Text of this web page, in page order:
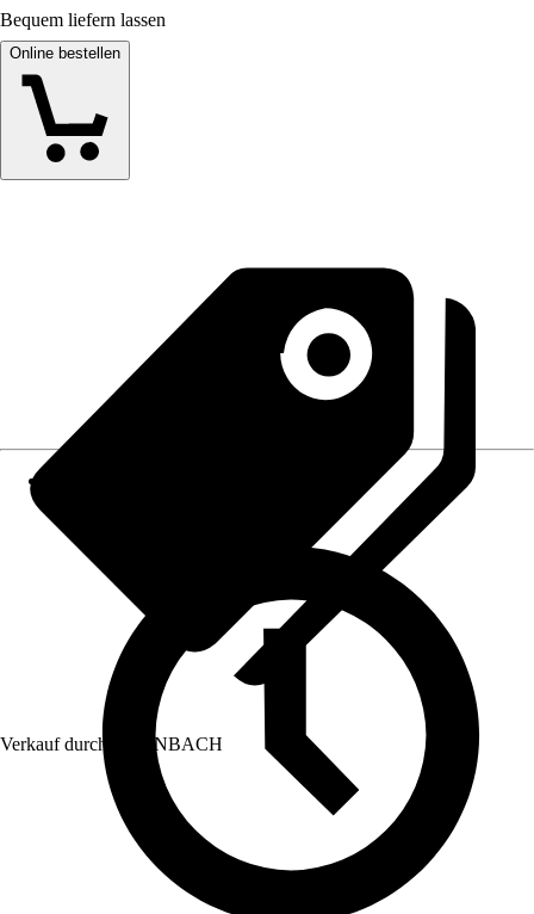
Bequem liefern lassen
Online bestellen
Verkauf durch: HORNBACH